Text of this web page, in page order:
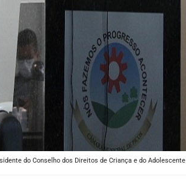
do Conselho dos Direitos de Criança e do Adolescente